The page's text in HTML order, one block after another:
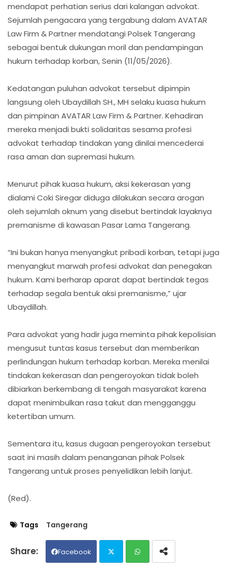
mendapat perhatian serius dari kalangan advokat.
Sejumlah pengacara yang tergabung dalam AVATAR
Law Firm & Partner mendatangi Polsek Tangerang
sebagai bentuk dukungan moril dan pendampingan
hukum terhadap korban, Senin (11/05/2026).
Kedatangan puluhan advokat tersebut dipimpin
langsung oleh Ubaydillah SH., MH selaku kuasa hukum
dan pimpinan AVATAR Law Firm & Partner. Kehadiran
mereka menjadi bukti solidaritas sesama profesi
advokat terhadap tindakan yang dinilai mencederai
rasa aman dan supremasi hukum.
Menurut pihak kuasa hukum, aksi kekerasan yang
dialami Coki Siregar diduga dilakukan secara arogan
oleh sejumlah oknum yang disebut bertindak layaknya
premanisme di kawasan Pasar Lama Tangerang.
“Ini bukan hanya menyangkut pribadi korban, tetapi juga
menyangkut marwah profesi advokat dan penegakan
hukum. Kami berharap aparat dapat bertindak tegas
terhadap segala bentuk aksi premanisme,” ujar
Ubaydillah.
Para advokat yang hadir juga meminta pihak kepolisian
mengusut tuntas kasus tersebut dan memberikan
perlindungan hukum terhadap korban. Mereka menilai
tindakan kekerasan dan pengeroyokan tidak boleh
dibiarkan berkembang di tengah masyarakat karena
dapat menimbulkan rasa takut dan mengganggu
ketertiban umum.
Sementara itu, kasus dugaan pengeroyokan tersebut
saat ini masih dalam penanganan pihak Polsek
Tangerang untuk proses penyelidikan lebih lanjut.
(Red).
Tags Tangerang
Facebook